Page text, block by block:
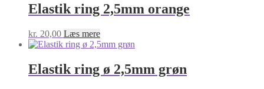
Elastik ring 2,5mm orange
kr. 20,00 Læs mere
Elastik ring ø 2,5mm grøn